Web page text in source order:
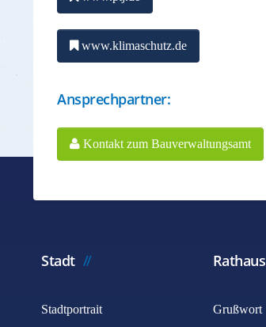
www.klimaschutz.de
Ansprechpartner:
Kontakt zum Bauverwaltungsamt
Stadt
Stadtportrait
Rathaus
Grußwort